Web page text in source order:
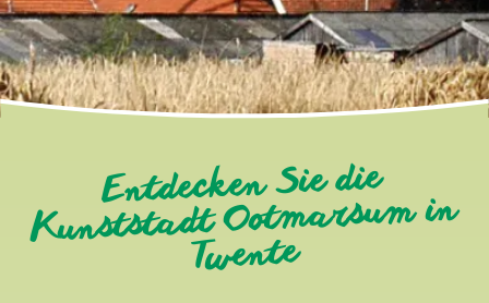
Entdecken Sie die
Kunststadt Ootmarsum in
Twente